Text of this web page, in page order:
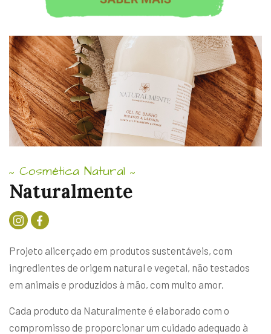
~ Cosmética Natural ~
Naturalmente
Projeto alicerçado em produtos sustentáveis, com
ingredientes de origem natural e vegetal, não testados
em animais e produzidos à mão, com muito amor.
Cada produto da Naturalmente é elaborado com o
compromisso de proporcionar um cuidado adequado à